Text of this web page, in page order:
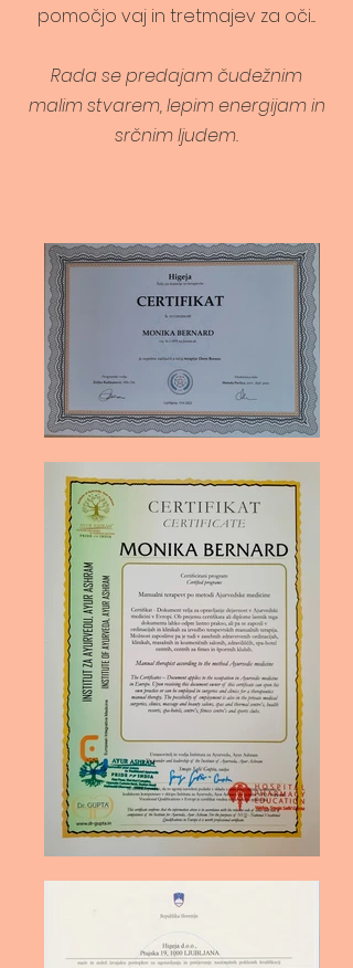
pomočjo vaj in tretmajev za oči....
Rada se predajam čudežnim
malim stvarem,lepim energijam in
srčnim ljudem.